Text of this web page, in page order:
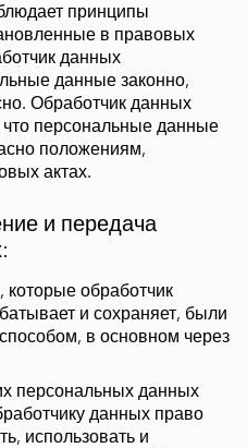
принципы
в правовых
данных
данные законно,
Обработчик данных
что персональные данные
положениям,
актах.
и передача
обработчик
и сохраняет, были
в основном через
персональных данных
данных право
использовать и